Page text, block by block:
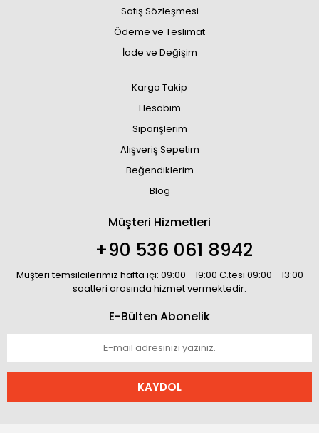
Satış Sözleşmesi
Ödeme ve Teslimat
İade ve Değişim
Kargo Takip
Hesabım
Siparişlerim
Alışveriş Sepetim
Beğendiklerim
Blog
Müşteri Hizmetleri
+90 536 061 8942
Müşteri temsilcilerimiz hafta içi: 09:00 - 19:00 C.tesi 09:00 - 13:00
saatleri arasında hizmet vermektedir.
E-Bülten Abonelik
KAYDOL